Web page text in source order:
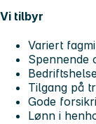
Vi tilbyr
Variert
Spennende
Tilgang på
Gode
Lønn i